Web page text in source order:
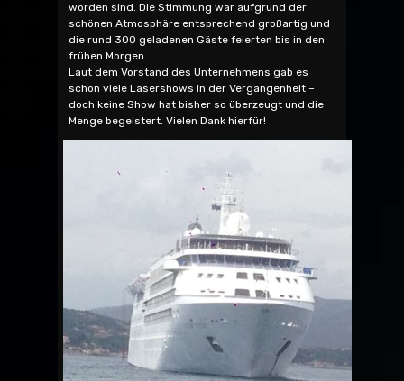
worden sind. Die Stimmung war aufgrund der
schönen Atmosphäre entsprechend großartig und
die rund 300 geladenen Gäste feierten bis in den
frühen Morgen.
Laut dem Vorstand des Unternehmens gab es
schon viele Lasershows in der Vergangenheit –
doch keine Show hat bisher so überzeugt und die
Menge begeistert. Vielen Dank hierfür!